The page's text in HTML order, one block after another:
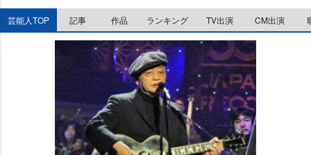
e
芸能人TOP 記事 作品 ランキング TV出演 CM出演